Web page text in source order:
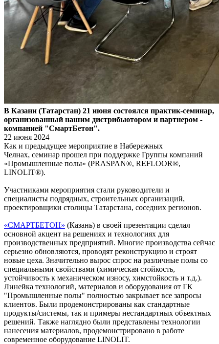
В Казани (Татарстан) 21 июня состоялся практик-семинар,
организованный нашим дистрибьютором и партнером -
компанией "СмартБетон".
22 июня 2024
Как и предыдущее мероприятие в Набережных
Челнах, семинар прошел при поддержке Группы компаний
«Промышленные полы» (PRASPAN®, REFLOOR®,
LINOLIT®).
Участниками мероприятия стали руководители и
специалисты подрядных, строительных организаций,
проектировщики столицы Татарстана, соседних регионов.
«СМАРТБЕТОН» (Казань) в своей презентации сделал
основной акцент на решениях и технологиях для
производственных предприятий. Многие производства сейчас
серьезно обновляются, проводят реконструкцию и строят
новые цеха. Значительно вырос спрос на различные полы со
специальными свойствами (химическая стойкость,
устойчивость к механическом износу, химстойкость и т.д.).
Линейка технологий, материалов и оборудования от ГК
"Промышленные полы" полностью закрывает все запросы
клиентов. Были продемонстрированы как стандартные
продукты/системы, так и примеры нестандартных объектных
решений. Также наглядно были представлены технологии
нанесения материалов, продемонстрировано в работе
современное оборудование LINOLIT.